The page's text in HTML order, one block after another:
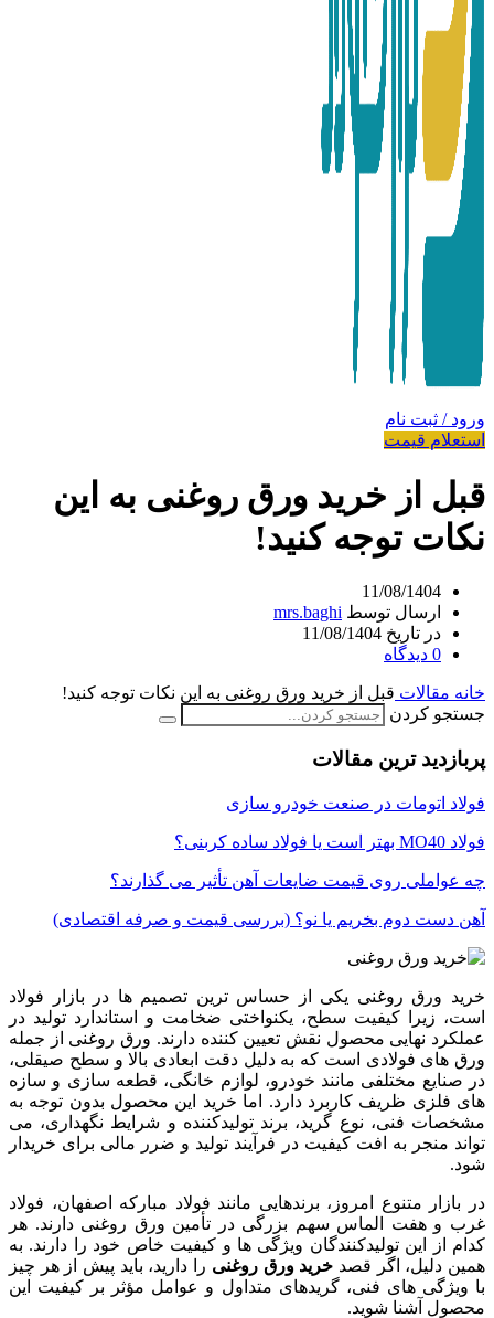
ورود / ثبت نام
استعلام قیمت
قبل از خرید ورق روغنی به این
نکات توجه کنید!
11/08/1404
ارسال توسط mrs.baghi
در تاریخ 11/08/1404
0 دیدگاه
خانه مقالات قبل از خرید ورق روغنی به این نکات توجه کنید!
جستجو کردن
پربازدید ترین مقالات
فولاد اتومات در صنعت خودرو سازی
فولاد MO40 بهتر است یا فولاد ساده کربنی؟
چه عواملی روی قیمت ضایعات آهن تأثیر می گذارند؟
آهن دست دوم بخریم یا نو؟ (بررسی قیمت و صرفه اقتصادی)
خرید ورق روغنی یکی از حساس ترین تصمیم ها در بازار فولاد
است، زیرا کیفیت سطح، یکنواختی ضخامت و استاندارد تولید در
عملکرد نهایی محصول نقش تعیین کننده دارند. ورق روغنی از جمله
ورق های فولادی است که به دلیل دقت ابعادی بالا و سطح صیقلی،
در صنایع مختلفی مانند خودرو، لوازم خانگی، قطعه سازی و سازه
های فلزی ظریف کاربرد دارد. اما خرید این محصول بدون توجه به
مشخصات فنی، نوع گرید، برند تولیدکننده و شرایط نگهداری، می
تواند منجر به افت کیفیت در فرآیند تولید و ضرر مالی برای خریدار
شود.
در بازار متنوع امروز، برندهایی مانند فولاد مبارکه اصفهان، فولاد
غرب و هفت الماس سهم بزرگی در تأمین ورق روغنی دارند. هر
کدام از این تولیدکنندگان ویژگی ها و کیفیت خاص خود را دارند. به
همین دلیل، اگر قصد خرید ورق روغنی را دارید، باید پیش از هر چیز
با ویژگی های فنی، گریدهای متداول و عوامل مؤثر بر کیفیت این
محصول آشنا شوید.